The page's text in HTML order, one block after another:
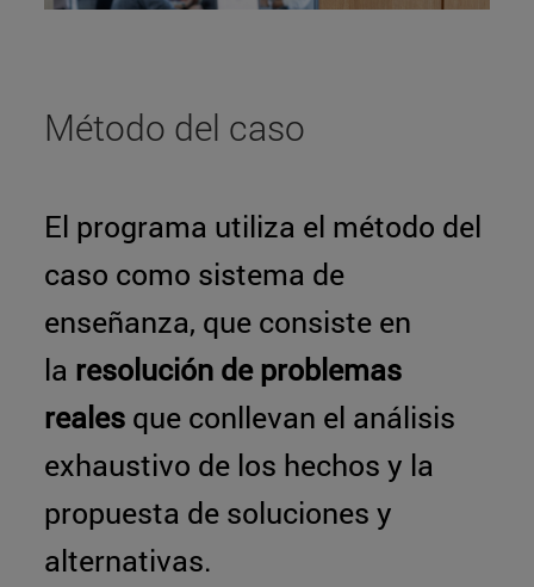
Método del caso
El programa utiliza el método del
caso como sistema de
enseñanza, que consiste en
la resolución de problemas
reales que conllevan el análisis
exhaustivo de los hechos y la
propuesta de soluciones y
alternativas.